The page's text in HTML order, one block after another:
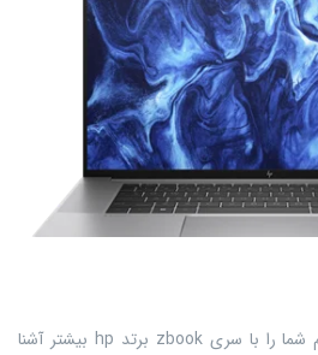
​​​​در این مقاله علمی قصد داریم شما را با سری zbook برتد hp بیشتر آشنا